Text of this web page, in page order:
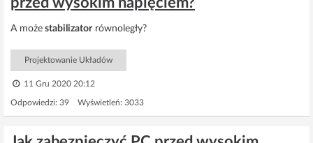
A może stabilizatorrównoległy?
Projektowanie Układów
11 Gru 2020 20:12
Odpowiedzi: 39 Wyświetleń: 3033